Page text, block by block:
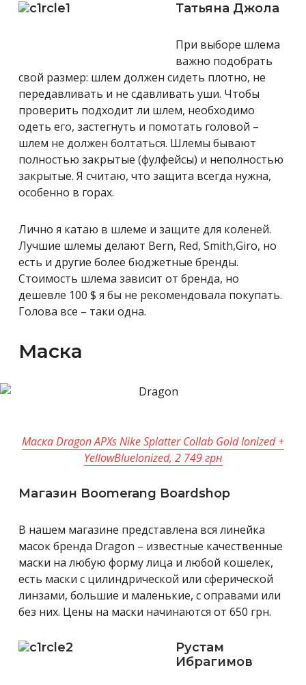
Татьяна Джола
При выборе шлема
важно подобрать
свой размер: шлем должен сидеть плотно, не
передавливать и не сдавливать уши. Чтобы
проверить подходит ли шлем, необходимо
одеть его, застегнуть и помотать головой –
шлем не должен болтаться. Шлемы бывают
полностью закрытые (фулфейсы) и неполностью
закрытые. Я считаю, что защита всегда нужна,
особенно в горах.
Лично я катаю в шлеме и защите для коленей.
Лучшие шлемы делают Bern, Red, Smith,Giro, но
есть и другие более бюджетные бренды.
Стоимость шлема зависит от бренда, но
дешевле 100 $ я бы не рекомендовала покупать.
Голова все – таки одна.
Маска
Маска Dragon APXs Nike Splatter Collab Gold Ionized +
YellowBlueIonized, 2 749 грн
Магазин Boomerang Boardshop
В нашем магазине представлена вся линейка
масок бренда Dragon – известные качественные
маски на любую форму лица и любой кошелек,
есть маски с цилиндрической или сферической
линзами, большие и маленькие, с оправами или
без них. Цены на маски начинаются от 650 грн.
Рустам
Ибрагимов